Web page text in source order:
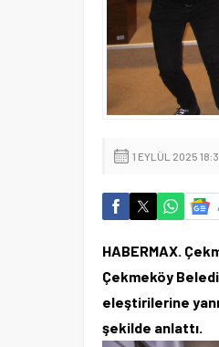
1 EYLÜL 2025
HABERMAX.
Çekmeköy
eleştirilerine
şekilde anlattı.